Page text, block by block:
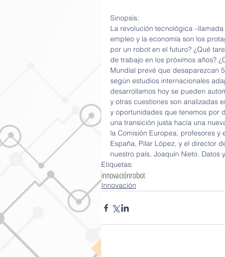
Sinopsis:
La revolución tecnológica
empleo y la economía son los
por un robot en el futuro? ¿Qué
de trabajo en los próximos años?
Mundial prevé que desaparezcan
según estudios internacionales
desarrollamos hoy se pueden
y otras cuestiones son analizadas
y oportunidades que tenemos por
una transición justa hacia una
la Comisión Europea, profesores
España, Pilar López, y el director
nuestro país, Joaquín Nieto. Datos
Etiquetas:
innovaciónrobot
Innovación